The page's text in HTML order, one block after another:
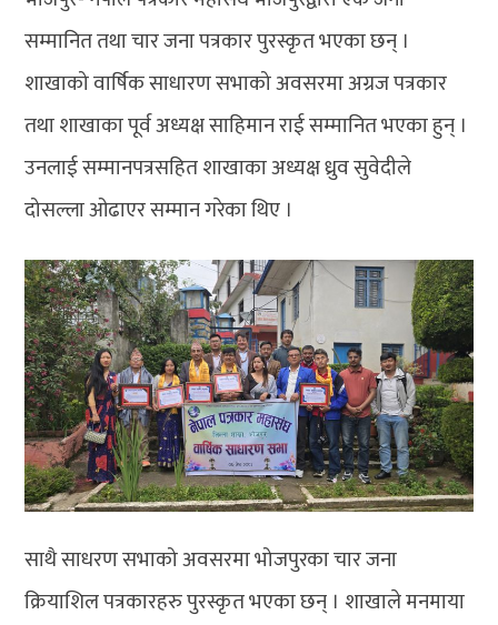
सम्मानित तथा चार जना पत्रकार पुरस्कृत भएका छन् ।
शाखाको वार्षिक साधारण सभाको अवसरमा अग्रज पत्रकार
तथा शाखाका पूर्व अध्यक्ष साहिमान राई सम्मानित भएका हुन् ।
उनलाई सम्मानपत्रसहित शाखाका अध्यक्ष ध्रुव सुवेदीले
दोसल्ला ओढाएर सम्मान गरेका थिए ।
साथै साधरण सभाको अवसरमा भोजपुरका चार जना
क्रियाशिल पत्रकारहरु पुरस्कृत भएका छन् । शाखाले मनमाया